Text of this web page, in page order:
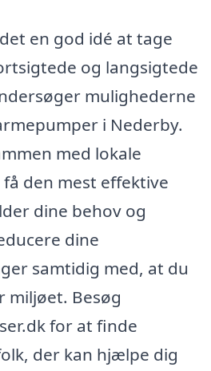
en god idé at tage
og langsigtede
mulighederne
i Nederby.
med lokale
den mest effektive
dine behov og
dine
samtidig med, at du
miljøet. Besøg
for at finde
der kan hjælpe dig